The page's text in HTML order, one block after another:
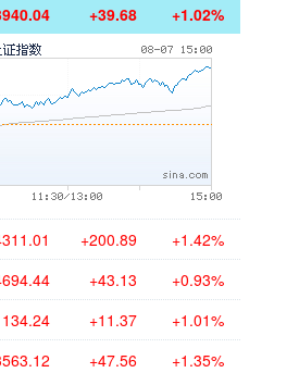
+39.68 +1.02%
+200.89 +1.42%
+43.13 +0.93%
+11.37 +1.01%
+47.56 +1.35%